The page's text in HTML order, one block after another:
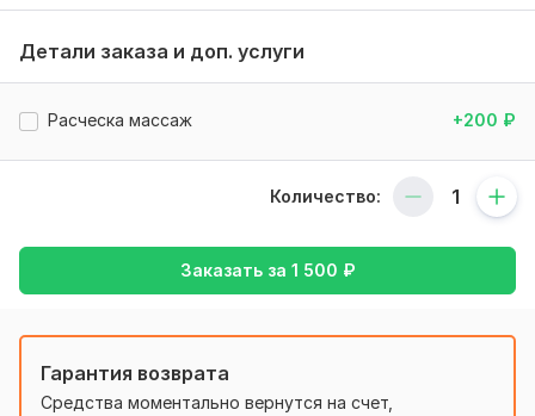
для ежедневного использования и всех типов волос
Нужно для заказа:
Эта расчёска мягко и бережно заботится о ваших
волосах, делая их гладкими и красивыми каждый день.
Консультация
Тип:
Детали заказа и доп. услуги
Расческа массаж +200 ₽
Количество:
Заказать за 1 500 ₽
Гарантия возврата
Средства моментально вернутся на счет,